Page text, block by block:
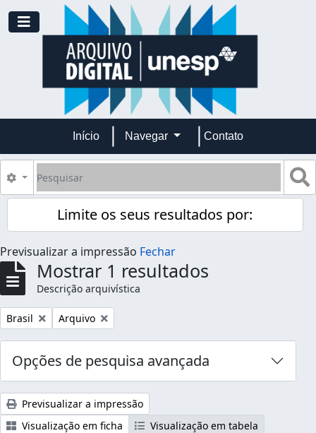
Skip to main content
Toggle navigation
Início Navegar Contato
Pesquisar
Opções de busca
Limite os seus resultados por:
Previsualizar a impressão Fechar
Mostrar 1 resultados
Descrição arquivística
Remover filtro:
Brasil Remover filtro:
Arquivo
Opções de pesquisa avançada
Previsualizar a impressão
Visualização em ficha
Visualização em tabela